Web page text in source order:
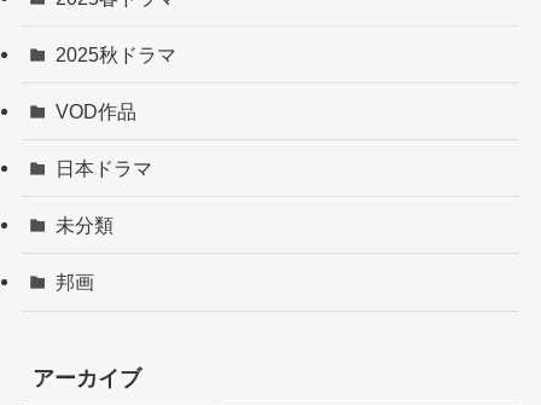
2025秋ドラマ
VOD作品
日本ドラマ
未分類
邦画
アーカイブ